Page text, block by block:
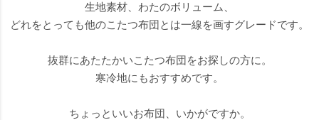
生地素材、わたのボリューム、
どれをとっても他のこたつ布団とは一線を画すグレードです。
抜群にあたたかいこたつ布団をお探しの方に。
寒冷地にもおすすめです。
ちょっといいお布団、いかがですか。